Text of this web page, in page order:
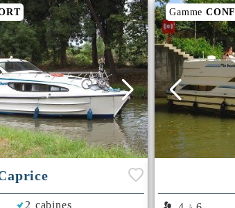
2 cabines
Gamme